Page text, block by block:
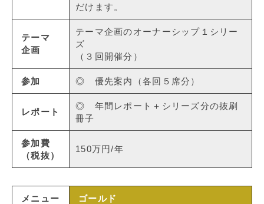
だけます。
テーマ
企画
テーマ企画のオーナーシップ１シリー
ズ
（３回開催分）
参加 ◎ 優先案内（各回５席分）
レポート
◎ 年間レポート＋シリーズ分の抜刷
冊子
参加費
（税抜）
150万円/年
メニュー ゴールド